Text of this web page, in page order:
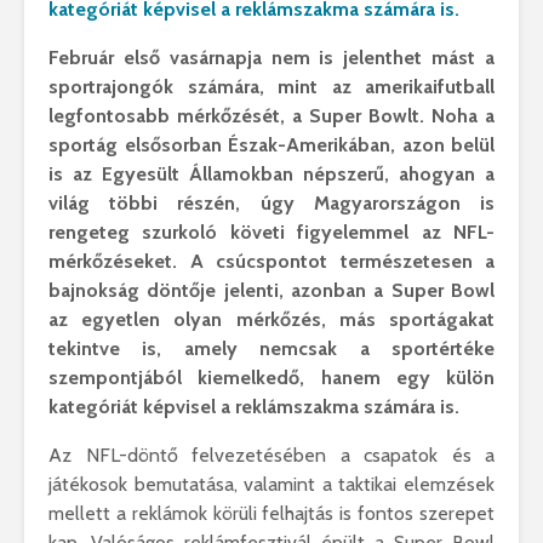
kategóriát képvisel a reklámszakma számára is.
Február első vasárnapja nem is jelenthet mást a
sportrajongók számára, mint az amerikaifutball
legfontosabb mérkőzését, a Super Bowlt. Noha a
sportág elsősorban Észak-Amerikában, azon belül
is az Egyesült Államokban népszerű, ahogyan a
világ többi részén, úgy Magyarországon is
rengeteg szurkoló követi figyelemmel az NFL-
mérkőzéseket. A csúcspontot természetesen a
bajnokság döntője jelenti, azonban a Super Bowl
az egyetlen olyan mérkőzés, más sportágakat
tekintve is, amely nemcsak a sportértéke
szempontjából kiemelkedő, hanem egy külön
kategóriát képvisel a reklámszakma számára is.
Az NFL-döntő felvezetésében a csapatok és a
játékosok bemutatása, valamint a taktikai elemzések
mellett a reklámok körüli felhajtás is fontos szerepet